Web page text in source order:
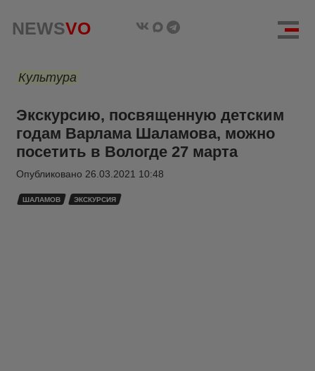
NEWSVO
Культура
Экскурсию, посвященную детским
годам Варлама Шаламова, можно
посетить в Вологде 27 марта
Опубликовано 26.03.2021 10:48
ШАЛАМОВ ЭКСКУРСИЯ